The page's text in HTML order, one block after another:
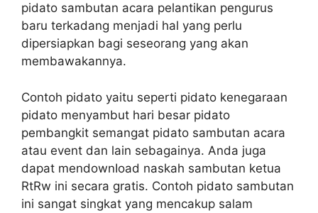
pidato sambutan acara pelantikan pengurus
baru terkadang menjadi hal yang perlu
dipersiapkan bagi seseorang yang akan
membawakannya.
Contoh pidato yaitu seperti pidato kenegaraan
pidato menyambut hari besar pidato
pembangkit semangat pidato sambutan acara
atau event dan lain sebagainya. Anda juga
dapat mendownIoad naskah sambutan ketua
RtRw ini secara gratis. Contoh pidato sambutan
ini sangat singkat yang mencakup salam